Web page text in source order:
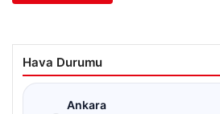
Hava Durumu
Ankara